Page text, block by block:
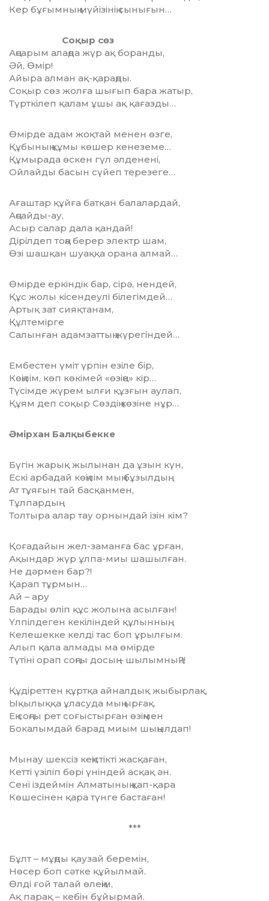
Кер бұғымның мүйізінің сынығын…
Соқыр сөз
Аңсарым алаңда жүр ақ боранды,
Әй, Өмір!
Айыра алман ақ-қараңды.
Соқыр сөз жолға шығып бара жатыр,
Түрткілеп қалам ұшы ақ қағазды…
Өмірде адам жоқтай менен өзге,
Құбының құмы көшер кенеземе…
Құмырада өскен гүл әлденені,
Ойлайды басын сүйеп терезеге…
Ағаштар құйға батқан балалардай,
Аңсайды-ау,
Асыр салар дала қандай!
Дірілдеп тоңа берер электр шам,
Өзі шашқан шуаққа орана алмай…
Өмірде еркіндік бар, сірә, нендей,
Құс жолы кісендеулі білегімдей…
Артық зат сияқтанам,
Құлтемірге
Салынған адамзаттың жүрегіндей…
Ембестен үміт үрпін езіле бір,
Көңілім, көп көкімей «өзіңе» кір…
Түсімде жүрем ылғи құзғын аулап,
Құям деп соқыр Сөздің көзіне нұр…
Әмірхан Балқыбекке
Бүгін жарық жылынан да ұзын күн,
Ескі арбадай көңілім мың бұзылдың.
Ат тұяғын тай басқанмен,
Тұлпардың
Толтыра алар тау орнындай ізін кім?
Қоғадайын жел-заманға бас ұрған,
Ақындар жүр ұлпа-миы шашылған.
Не дәрмен бар?!
Қарап тұрмын…
Ай – ару
Барады өліп құс жолына асылған!
Үлпілдеген кекіліндей құлынның,
Келешекке келді тас боп ұрылғым.
Алып қала алмады ма өмірде
Түтіні орап соңғы досың – шылымның?!
Құдіреттен құртқа айналдық жыбырлақ,
Ықылыққа ұласуда мың ырғақ.
Ең соңғы рет соғыстырған өзіңмен
Бокалымдай барад миым шыңылдап!
Мынау шексіз кеңістікті жасқаған,
Кетті үзіліп бөрі үніндей асқақ ән.
Сені іздеймін Алматының қап-қара
Көшесінен қара түнге бастаған!
***
Бұлт – мұңды қаузай беремін,
Нөсер боп сәтке құйылмай.
Өлді ғой талай өлеңім,
Ақ парақ – кебін бұйырмай.